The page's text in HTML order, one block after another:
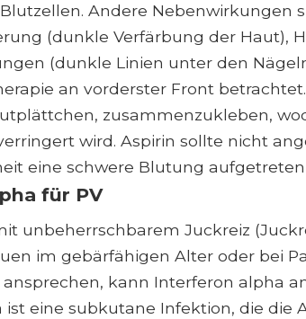
Andere Nebenwirkungen
(dunkle Verfärbung der Haut),
(dunkle Linien unter den
an vorderster Front
zusammenzukleben,
wird. Aspirin sollte nicht
eine schwere Blutung aufgetreten
für PV
unbeherrschbarem Juckreiz
im gebärfähigen Alter oder bei
kann Interferon alpha
eine subkutane Infektion, die die